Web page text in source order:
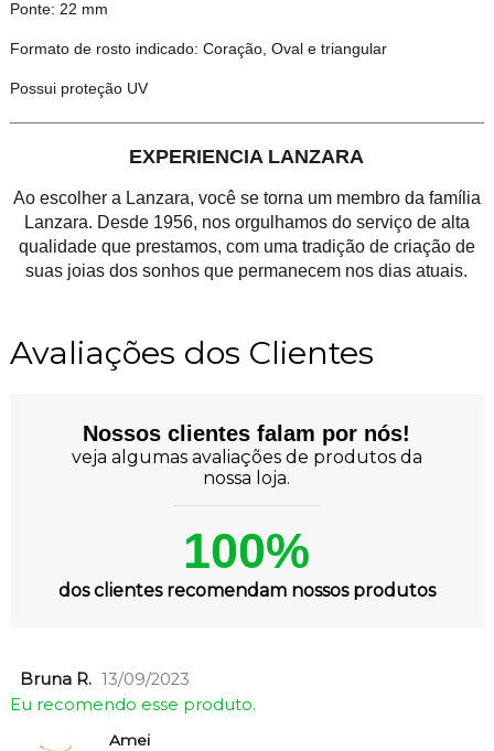
Ponte: 22 mm
Formato de rosto indicado: Coração, Oval e triangular
Possui proteção UV
EXPERIENCIA LANZARA
Ao escolher a Lanzara, você se torna um membro da família
Lanzara. Desde 1956, nos orgulhamos do serviço de alta
qualidade que prestamos, com uma tradição de criação de
suas joias dos sonhos que permanecem nos dias atuais.
Avaliações dos Clientes
Nossos clientes falam por nós!
veja algumas avaliações de produtos da
nossa loja.
100%
dos clientes recomendam nossos produtos
Bruna R. 13/09/2023
Eu recomendo esse produto.
Amei